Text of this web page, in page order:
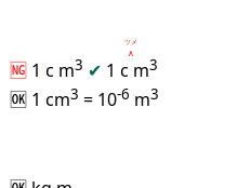
🆖 1 c m3 ✔ 1 c
∧
ツメ
m3
🆗 1 cm3 = 10-6 m3